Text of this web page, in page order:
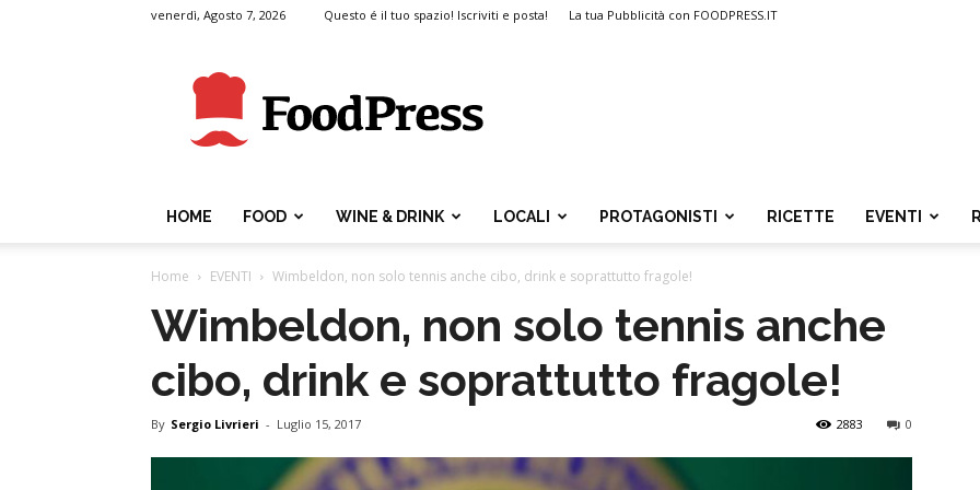
venerdì, Agosto 7, 2026 Questo é il tuo spazio! Iscriviti e posta! La tua Pubblicità con FOODPRESS.IT
FoodPress
HOME FOOD WINE & DRINK LOCALI PROTAGONISTI RICETTE EVENTI
Home EVENTI Wimbeldon, non solo tennis anche cibo, drink e soprattutto fragole!
Wimbeldon, non solo tennis anche
cibo, drink e soprattutto fragole!
By Sergio Livrieri - Luglio 15, 2017 0
2883